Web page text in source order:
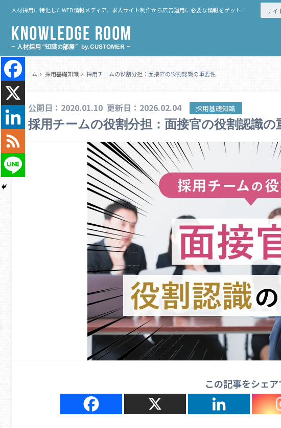
人材採用に特化したWEB情報メディア、求人サイト制作から広告運用に必要な情報をゲット！
ホーム 採用基礎知識 採用チームの役割分担：面接官の役割認識の重要性
公開日：2020.01.10 更新日：2026.02.04 採用基礎知識
採用チームの役割分担：面接官の役割認識の
この記事をシェア